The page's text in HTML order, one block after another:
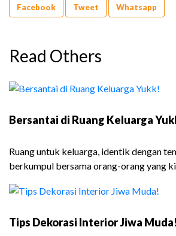
Facebook Tweet Whatsapp
Read Others
Bersantai di Ruang Keluarga
Ruang untuk keluarga, identik dengan
berkumpul bersama orang-orang yang
Tips Dekorasi Interior Jiwa Muda!